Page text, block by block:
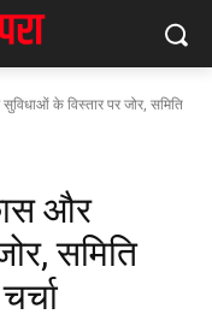
के विस्तार पर जोर, समिति
और
समिति